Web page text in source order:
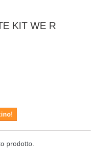
KIT WE R
prodotto.